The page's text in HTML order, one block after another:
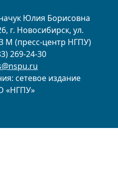
Юлия Борисовна
г. Новосибирск, ул.
М (пресс-центр НГПУ)
269-24-30
сетевое издание
«НГПУ»